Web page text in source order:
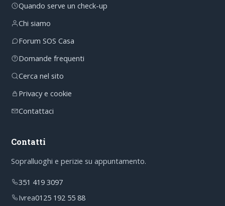
Quando serve un check-up
Chi siamo
Forum SOS Casa
Domande frequenti
Cerca nel sito
Privacy e cookie
Contattaci
Contatti
Sopralluoghi e perizie su appuntamento.
351 419 3097
Ivrea0125 192 55 88